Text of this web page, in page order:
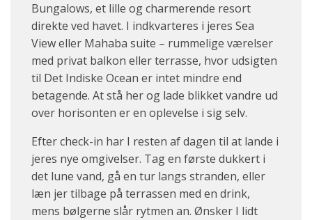
Bungalows, et lille og charmerende resort
direkte ved havet. I indkvarteres i jeres Sea
View eller Mahaba suite – rummelige værelser
med privat balkon eller terrasse, hvor udsigten
til Det Indiske Ocean er intet mindre end
betagende. At stå her og lade blikket vandre ud
over horisonten er en oplevelse i sig selv.
Efter check-in har I resten af dagen til at lande i
jeres nye omgivelser. Tag en første dukkert i
det lune vand, gå en tur langs stranden, eller
læn jer tilbage på terrassen med en drink,
mens bølgerne slår rytmen an. Ønsker I lidt